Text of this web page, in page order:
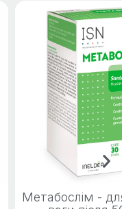
Метабослім -